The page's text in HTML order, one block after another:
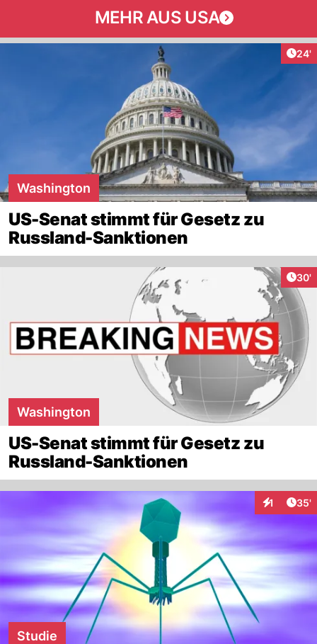
MEHR AUS USA
24'
Washington
US-Senat stimmt für Gesetz zu
Russland-Sanktionen
30'
Washington
US-Senat stimmt für Gesetz zu
Russland-Sanktionen
1 35'
Studie